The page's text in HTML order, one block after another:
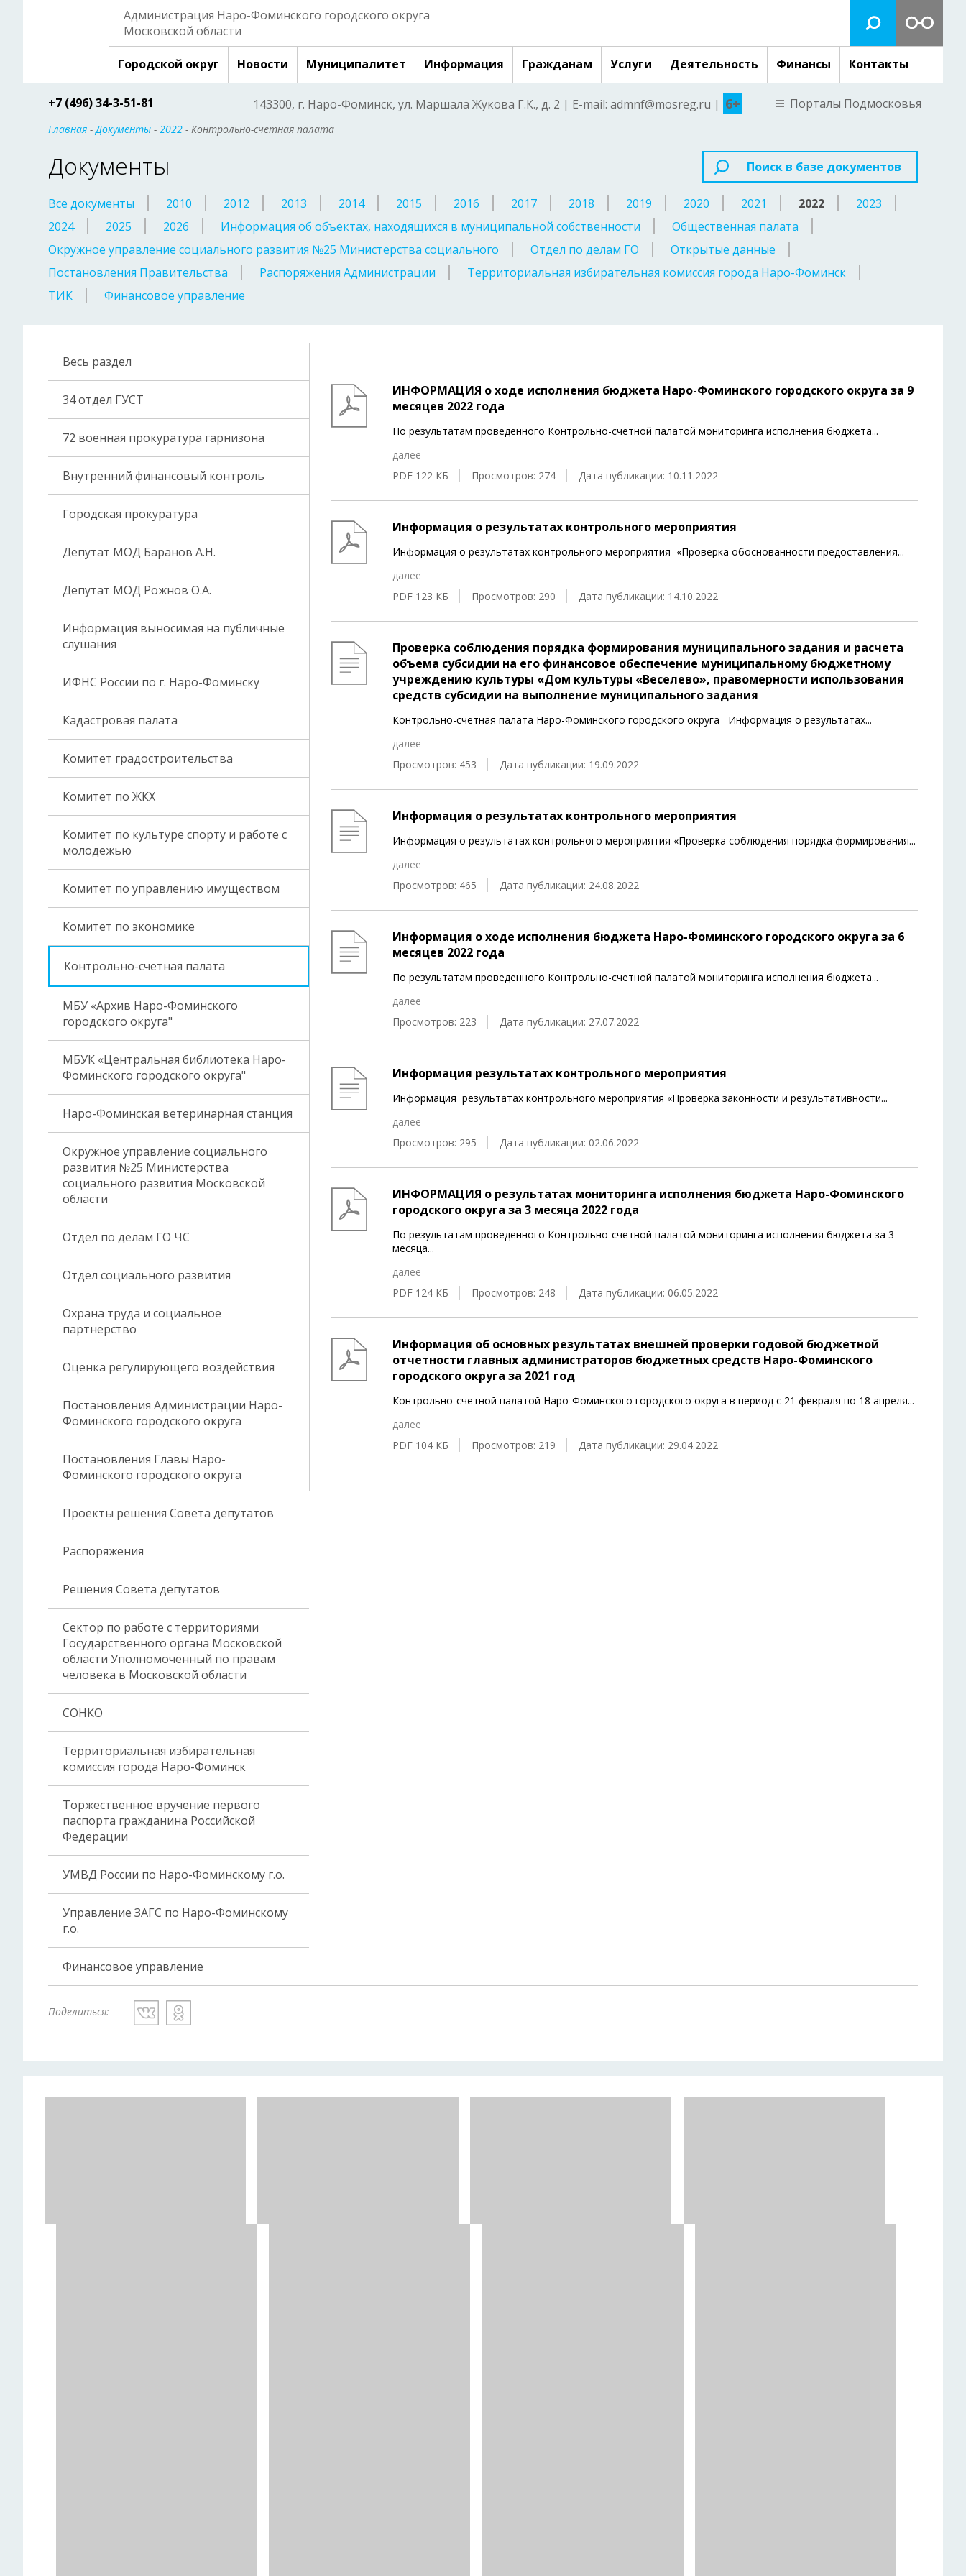
Администрация Наро-Фоминского городского округа
Московской области
Городской округ Новости Муниципалитет Информация Гражданам Услуги Деятельность Финансы Контакты
+7 (496) 34-3-51-81 143300, г. Наро-Фоминск, ул. Маршала Жукова Г.К., д. 2 | E-mail: admnf@mosreg.ru | 6+ Порталы Подмосковья
Главная -Документы - 2022 - Контрольно-счетная палата
Документы Поиск в базе документов
Все документы 2010 2012 2013 2014 2015 2016 2017 2018 2019 2020 2021 2022
2023
2024
2025 2026 Информация об объектах, находящихся в муниципальной собственности
Общественная палата
Окружное управление социального развития №25 Министерства социального
Отдел по делам ГО
Открытые данные
Постановления Правительства
Распоряжения Администрации
Территориальная избирательная комиссия города Наро-Фоминск
ТИК
Финансовое управление
Весь раздел
34 отдел ГУСТ
72 военная прокуратура гарнизона
Внутренний финансовый контроль
Городская прокуратура
Депутат МОД Баранов А.Н.
Депутат МОД Рожнов О.А.
Информация выносимая на публичные
слушания
ИФНС России по г. Наро-Фоминску
Кадастровая палата
Комитет градостроительства
Комитет по ЖКХ
Комитет по культуре спорту и работе с
молодежью
Комитет по управлению имуществом
Комитет по экономике
Контрольно-счетная палата
МБУ «Архив Наро-Фоминского
городского округа"
МБУК «Центральная библиотека Наро-
Фоминского городского округа"
Наро-Фоминская ветеринарная станция
Окружное управление социального
развития №25 Министерства
социального развития Московской
области
Отдел по делам ГО ЧС
Отдел социального развития
Охрана труда и социальное
партнерство
Оценка регулирующего воздействия
Постановления Администрации Наро-
Фоминского городского округа
Постановления Главы Наро-
Фоминского городского округа
Проекты решения Совета депутатов
Распоряжения
Решения Совета депутатов
Сектор по работе с территориями
Государственного органа Московской
области Уполномоченный по правам
человека в Московской области
СОНКО
Территориальная избирательная
комиссия города Наро-Фоминск
Торжественное вручение первого
паспорта гражданина Российской
Федерации
УМВД России по Наро-Фоминскому г.о.
Управление ЗАГС по Наро-Фоминскому
г.о.
Финансовое управление
ИНФОРМАЦИЯ о ходе исполнения бюджета Наро-Фоминского городского округа за 9
месяцев 2022 года
По результатам проведенного Контрольно-счетной палатой мониторинга исполнения бюджета...
далее
PDF 122 КБ
Просмотров: 274 Дата публикации: 10.11.2022
Информация о результатах контрольного мероприятия
Информация о результатах контрольного мероприятия «Проверка обоснованности предоставления...
далее
PDF 123 КБ
Просмотров: 290 Дата публикации: 14.10.2022
Проверка соблюдения порядка формирования муниципального задания и расчета
объема субсидии на его финансовое обеспечение муниципальному бюджетному
учреждению культуры «Дом культуры «Веселево», правомерности использования
средств субсидии на выполнение муниципального задания
Контрольно-счетная палата Наро-Фоминского городского округа Информация о результатах...
далее
Просмотров: 453
Дата публикации: 19.09.2022
Информация о результатах контрольного мероприятия
Информация о результатах контрольного мероприятия «Проверка соблюдения порядка формирования...
далее
Просмотров: 465
Дата публикации: 24.08.2022
Информация о ходе исполнения бюджета Наро-Фоминского городского округа за 6
месяцев 2022 года
По результатам проведенного Контрольно-счетной палатой мониторинга исполнения бюджета...
далее
Просмотров: 223
Дата публикации: 27.07.2022
Информация результатах контрольного мероприятия
Информация результатах контрольного мероприятия «Проверка законности и результативности...
далее
Просмотров: 295
Дата публикации: 02.06.2022
ИНФОРМАЦИЯ о результатах мониторинга исполнения бюджета Наро-Фоминского
городского округа за 3 месяца 2022 года
По результатам проведенного Контрольно-счетной палатой мониторинга исполнения бюджета за 3
месяца...
далее
PDF 124 КБ
Просмотров: 248 Дата публикации: 06.05.2022
Информация об основных результатах внешней проверки годовой бюджетной
отчетности главных администраторов бюджетных средств Наро-Фоминского
городского округа за 2021 год
Контрольно-счетной палатой Наро-Фоминского городского округа в период с 21 февраля по 18 апреля...
далее
PDF 104 КБ
Просмотров: 219 Дата публикации: 29.04.2022
Поделиться: